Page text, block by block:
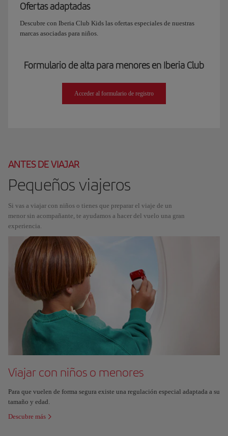
Ofertas adaptadas
Descubre con Iberia Club Kids las ofertas especiales de nuestras
marcas asociadas para niños.
Formulario de alta para menores en Iberia Club
Acceder al formulario de registro
ANTES DE VIAJAR
Pequeños viajeros
Si vas a viajar con niños o tienes que preparar el viaje de un
menor sin acompañante, te ayudamos a hacer del vuelo una gran
experiencia.
Viajar con niños o menores
Para que vuelen de forma segura existe una regulación especial adaptada a su
tamaño y edad.
Descubre más